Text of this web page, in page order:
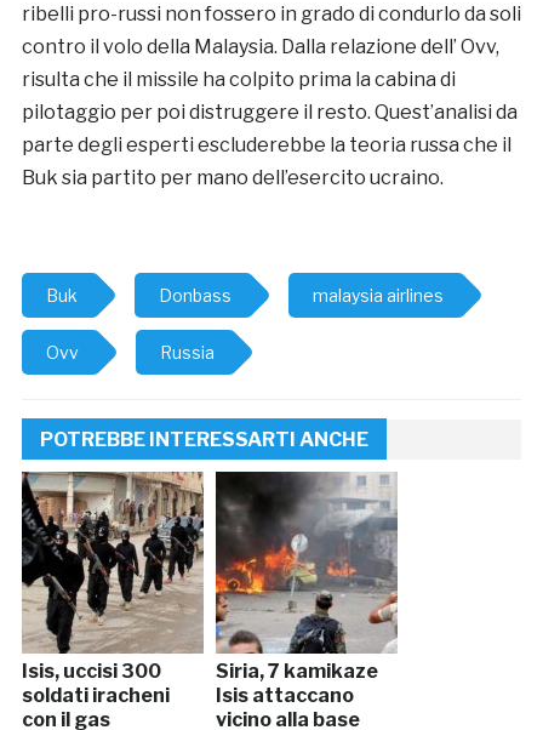
ribelli pro-russi non fossero in grado di condurlo da soli
contro il volo della Malaysia. Dalla relazione dell’ Ovv,
risulta che il missile ha colpito prima la cabina di
pilotaggio per poi distruggere il resto. Quest’analisi da
parte degli esperti escluderebbe la teoria russa che il
Buk sia partito per mano dell’esercito ucraino.
Buk Donbass malaysia airlines
Ovv Russia
POTREBBE INTERESSARTI ANCHE
Isis, uccisi 300
soldati iracheni
con il gas
Siria, 7 kamikaze
Isis attaccano
vicino alla base